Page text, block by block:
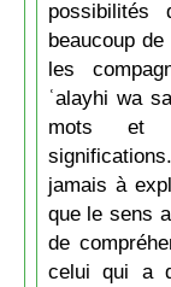
possibilités
beaucoup
les
ʿalayhi wa
mots et
jamais à
que le sens
de
celui qui a